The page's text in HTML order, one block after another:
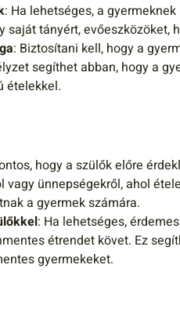
: Ha lehetséges, a
saját tányért, evőeszközöket,
: Biztosítani kell, hogy a
segíthet abban, hogy a
ételekkel.
hogy a szülők előre
vagy ünnepségekről, ahol
a gyermek számára.
: Ha lehetséges,
étrendet követ. Ez
gyermekeket.